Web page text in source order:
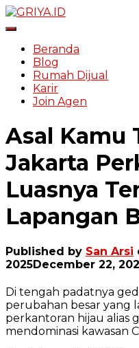
Toggle Navigation
Beranda
Blog
Rumah Dijual
Karir
Join Agen
Asal Kamu
Jakarta
Luasnya
Lapangan
Published by San Arsi
2025December 22,
Di tengah padatnya
perubahan besar yang
perkantoran hijau alias
mendominasi kawasan